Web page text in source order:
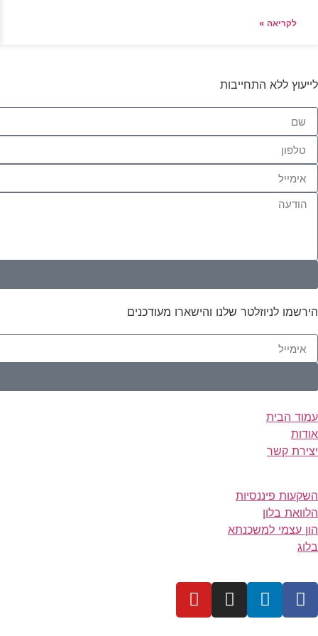
לקריאה »
לייעוץ ללא התחייבות
הירשמו לניוזלטר שלנו והישארו מעודכנים
עמוד הבית
אודות
יצירת קשר
השקעות פיננסיות
הלוואת בלון
הון עצמי למשכנתא
בלוג